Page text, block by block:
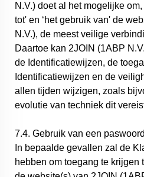
N.V.) doet al het mogelijke
tot' en ‘het gebruik van' de
N.V.), de meest veilige
Daartoe kan 2JOIN (1ABP
de Identificatiewijzen, de
Identificatiewijzen en de
allen tijden wijzigen, zoals
evolutie van techniek dit
7.4. Gebruik van een paswoord
In bepaalde gevallen zal de
hebben om toegang te krijgen